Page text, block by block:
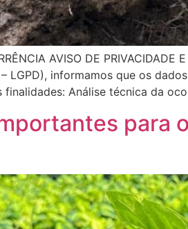
AVISO DE
LGPD), informamos que os
finalidades: Análise técnica da
para